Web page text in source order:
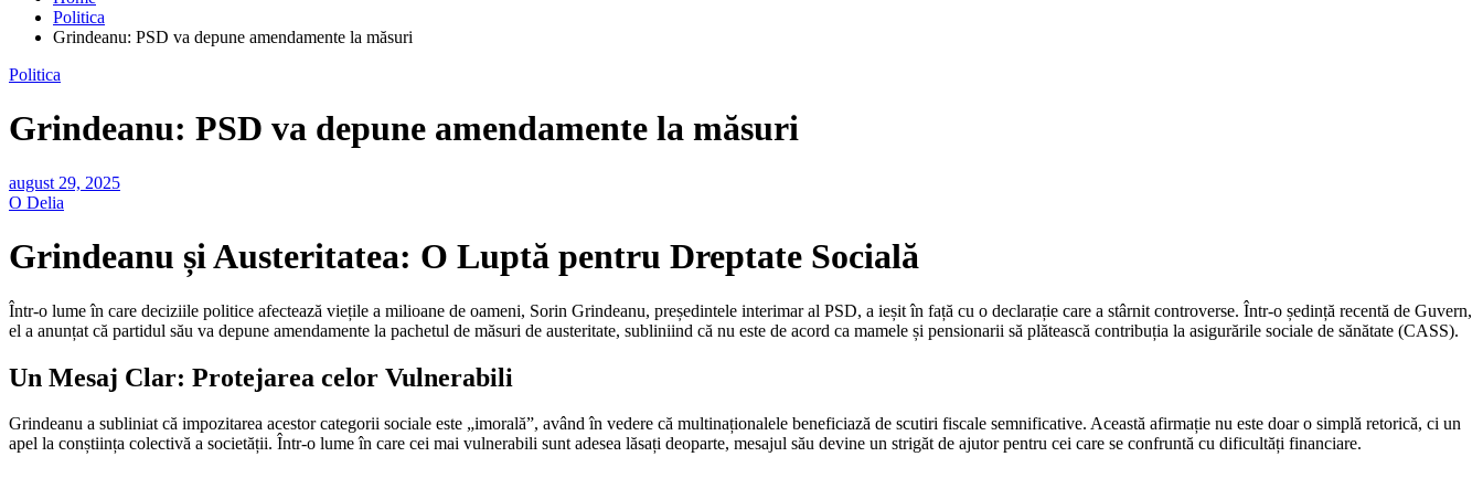
Politica
Grindeanu: PSD va depune amendamente la măsuri
Politica
Grindeanu: PSD va depune amendamente la măsuri
august 29, 2025
O Delia
Grindeanu și Austeritatea: O Luptă pentru Dreptate Socială
Într-o lume în care deciziile politice afectează viețile a milioane de oameni, Sorin Grindeanu, președintele interimar al PSD, a ieșit în față cu o declarație care a stârnit controverse. Într-o ședință recentă de Guvern,
el a anunțat că partidul său va depune amendamente la pachetul de măsuri de austeritate, subliniind că nu este de acord ca mamele și pensionarii să plătească contribuția la asigurările sociale de sănătate (CASS).
Un Mesaj Clar: Protejarea celor Vulnerabili
Grindeanu a subliniat că impozitarea acestor categorii sociale este „imorală”, având în vedere că multinaționalele beneficiază de scutiri fiscale semnificative. Această afirmație nu este doar o simplă retorică, ci un
apel la conștiința colectivă a societății. Într-o lume în care cei mai vulnerabili sunt adesea lăsați deoparte, mesajul său devine un strigăt de ajutor pentru cei care se confruntă cu dificultăți financiare.